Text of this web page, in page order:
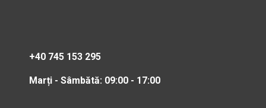
+40 745 153 295
Marți - Sâmbătă: 09:00 - 17:00